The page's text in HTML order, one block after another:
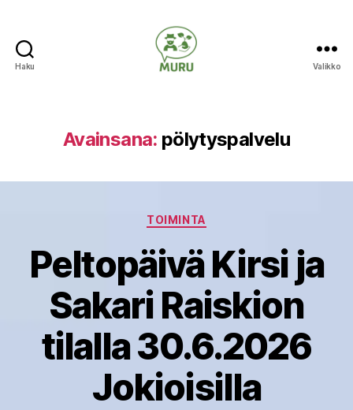
Haku Valikko
Avainsana: pölytyspalvelu
Kategoriat
TOIMINTA
Peltopäivä Kirsi ja
Sakari Raiskion
tilalla 30.6.2026
Jokioisilla